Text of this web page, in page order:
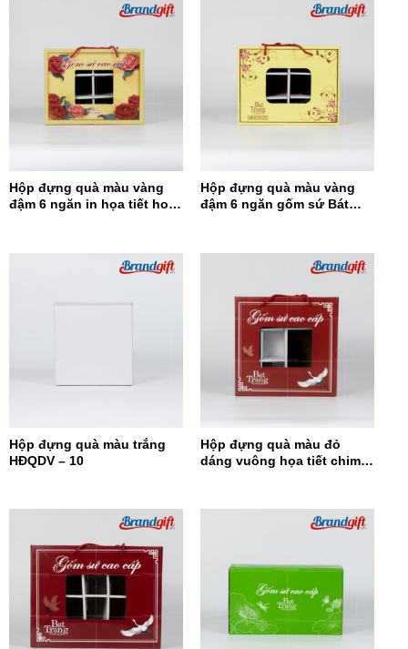
Hộp đựng quà màu vàng
đậm 6 ngăn in họa tiết hoa
Hộp đựng quà màu vàng
đậm 6 ngăn gốm sứ Bát
Hộp đựng quà màu trắng
HĐQDV – 10
Hộp đựng quà màu đỏ
dáng vuông họa tiết chim